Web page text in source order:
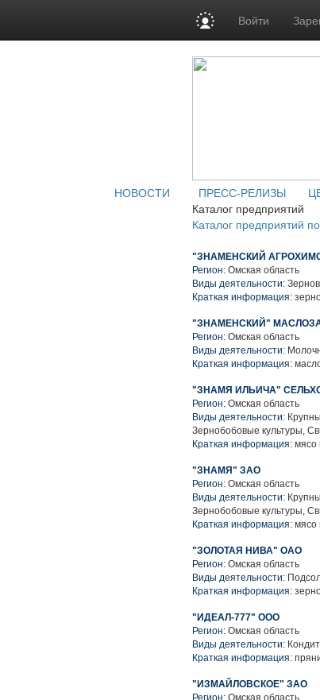
Войти
НОВОСТИ ПРЕСС-РЕЛИЗЫ
Каталог предприятий
Каталог предприятий
"ЗНАМЕНСКИЙ
Регион: Омская область
Виды деятельности:
Краткая информация:
"ЗНАМЕНСКИЙ"
Регион: Омская область
Виды деятельности:
Краткая информация:
"ЗНАМЯ ИЛЬИЧА"
Регион: Омская область
Виды деятельности:
Зернобобовые культуры,
Краткая информация: мясо
"ЗНАМЯ" ЗАО
Регион: Омская область
Виды деятельности:
Зернобобовые культуры,
Краткая информация: мясо
"ЗОЛОТАЯ НИВА" ОАО
Регион: Омская область
Виды деятельности:
Краткая информация:
"ИДЕАЛ-777" ООО
Регион: Омская область
Виды деятельности:
Краткая информация:
"ИЗМАЙЛОВСКОЕ" ЗАО
Регион: Омская область